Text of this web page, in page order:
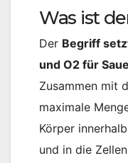
Was ist
Der Begriff
und O2 für
Zusammen mit
maximale
Körper
und in die